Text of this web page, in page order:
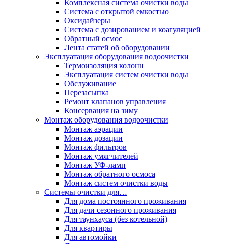
Комплексная система очистки воды
Система с открытой емкостью
Оксидайзеры
Система с дозированием и коагуляцией
Обратный осмос
Лента статей об оборудовании
Эксплуатация оборудования водоочистки
Термоизоляция колонн
Эксплуатация систем очистки воды
Обслуживание
Перезасыпка
Ремонт клапанов управления
Консервация на зиму
Монтаж оборудования водоочистки
Монтаж аэрации
Монтаж дозации
Монтаж фильтров
Монтаж умягчителей
Монтаж УФ-ламп
Монтаж обратного осмоса
Монтаж систем очистки воды
Системы очистки для…
Для дома постоянного проживания
Для дачи сезонного проживания
Для таунхауса (без котельной)
Для квартиры
Для автомойки